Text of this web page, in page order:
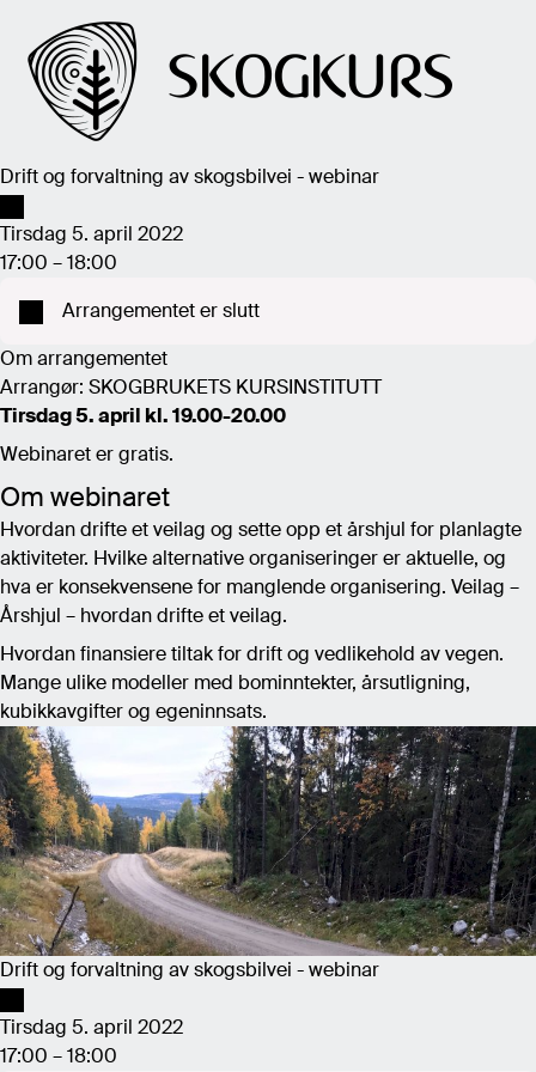
Drift og forvaltning av skogsbilvei - webinar
Tirsdag 5. april 2022
17:00 – 18:00
Arrangementet er slutt
Om arrangementet
Arrangør: SKOGBRUKETS KURSINSTITUTT
Tirsdag 5. april kl. 19.00-20.00
Webinaret er gratis.
Om webinaret
Hvordan drifte et veilag og sette opp et årshjul for planlagte
aktiviteter. Hvilke alternative organiseringer er aktuelle, og
hva er konsekvensene for manglende organisering. Veilag –
Årshjul – hvordan drifte et veilag.
Hvordan finansiere tiltak for drift og vedlikehold av vegen.
Mange ulike modeller med bominntekter, årsutligning,
kubikkavgifter og egeninnsats.
Drift og forvaltning av skogsbilvei - webinar
Tirsdag 5. april 2022
17:00 – 18:00